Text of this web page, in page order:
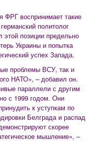
ФРГ воспринимает такие
политолог
позиции предельно
Украины и попытка
успех Запада.
проблемы ВСУ, так и
НАТО», – добавил он.
параллели с другим
с 1999 годом. Они
к уступкам по
Белграда и распад
скорее
мышление», –